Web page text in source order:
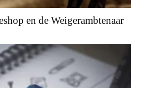
en de Weigerambtenaar